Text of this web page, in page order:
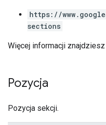
https://
sections
Więcej informacji
Pozycja
Pozycja sekcji.